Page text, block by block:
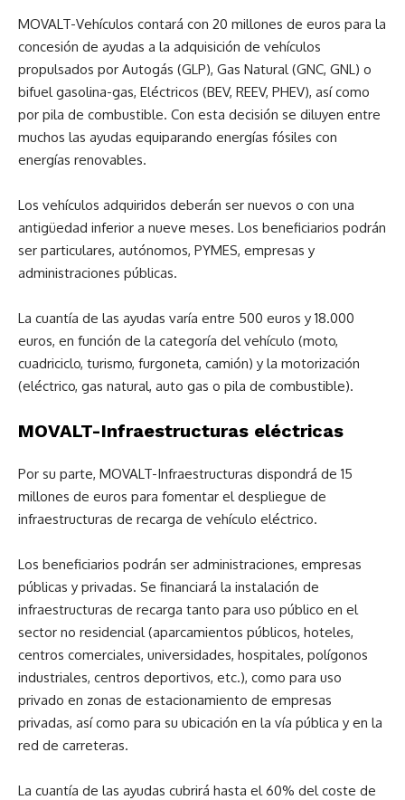
MOVALT-Vehículos contará con 20 millones de euros para la
concesión de ayudas a la adquisición de vehículos
propulsados por Autogás (GLP), Gas Natural (GNC, GNL) o
bifuel gasolina-gas, Eléctricos (BEV, REEV, PHEV), así como
por pila de combustible. Con esta decisión se diluyen entre
muchos las ayudas equiparando energías fósiles con
energías renovables.
Los vehículos adquiridos deberán ser nuevos o con una
antigüedad inferior a nueve meses. Los beneficiarios podrán
ser particulares, autónomos, PYMES, empresas y
administraciones públicas.
La cuantía de las ayudas varía entre 500 euros y 18.000
euros, en función de la categoría del vehículo (moto,
cuadriciclo, turismo, furgoneta, camión) y la motorización
(eléctrico, gas natural, auto gas o pila de combustible).
MOVALT-Infraestructuras eléctricas
Por su parte, MOVALT-Infraestructuras dispondrá de 15
millones de euros para fomentar el despliegue de
infraestructuras de recarga de vehículo eléctrico.
Los beneficiarios podrán ser administraciones, empresas
públicas y privadas. Se financiará la instalación de
infraestructuras de recarga tanto para uso público en el
sector no residencial (aparcamientos públicos, hoteles,
centros comerciales, universidades, hospitales, polígonos
industriales, centros deportivos, etc.), como para uso
privado en zonas de estacionamiento de empresas
privadas, así como para su ubicación en la vía pública y en la
red de carreteras.
La cuantía de las ayudas cubrirá hasta el 60% del coste de